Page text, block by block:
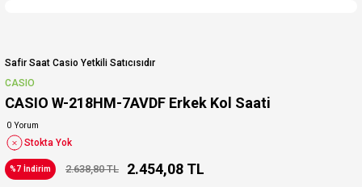
Safir Saat Casio Yetkili Satıcısıdır
CASIO
CASIO W-218HM-7AVDF Erkek Kol Saati
0 Yorum
Stokta Yok
%7 İndirim 2.638,80 TL 2.454,08 TL